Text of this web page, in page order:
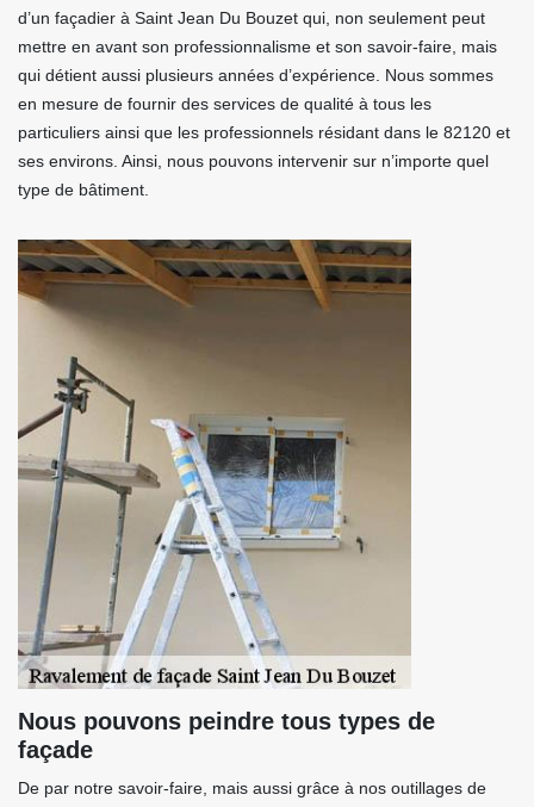
d’un façadier à Saint Jean Du Bouzet qui, non seulement peut
mettre en avant son professionnalisme et son savoir-faire, mais
qui détient aussi plusieurs années d’expérience. Nous sommes
en mesure de fournir des services de qualité à tous les
particuliers ainsi que les professionnels résidant dans le 82120 et
ses environs. Ainsi, nous pouvons intervenir sur n’importe quel
type de bâtiment.
Nous pouvons peindre tous types de
façade
De par notre savoir-faire, mais aussi grâce à nos outillages de